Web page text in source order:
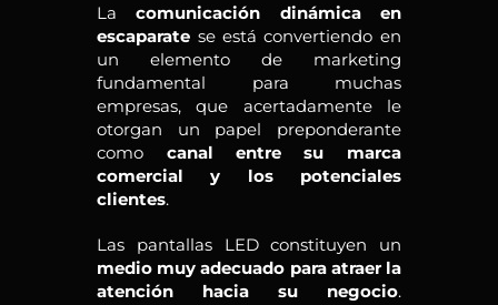
Lacomunicación dinámica en
escaparate se está convertiendo en
un elemento de marketing
fundamental para muchas
empresas, que acertadamente le
otorgan un papel preponderante
como canal entre su marca
comercial y los potenciales
clientes.
Las pantallas LED constituyen un
medio muy adecuado para atraer la
atención hacia su negocio.